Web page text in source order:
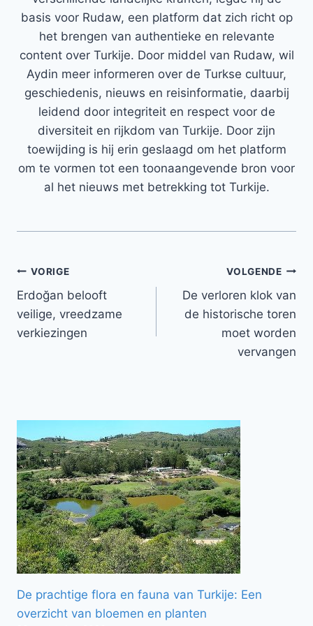
basis voor Rudaw, een platform dat zich richt op
het brengen van authentieke en relevante
content over Turkije. Door middel van Rudaw, wil
Aydin meer informeren over de Turkse cultuur,
geschiedenis, nieuws en reisinformatie, daarbij
leidend door integriteit en respect voor de
diversiteit en rijkdom van Turkije. Door zijn
toewijding is hij erin geslaagd om het platform
om te vormen tot een toonaangevende bron voor
al het nieuws met betrekking tot Turkije.
Bericht
navigatie
VORIGE
Erdoğan belooft
veilige, vreedzame
verkiezingen
VOLGENDE
De verloren klok van
de historische toren
moet worden
vervangen
De prachtige flora en fauna van Turkije: Een
overzicht van bloemen en planten